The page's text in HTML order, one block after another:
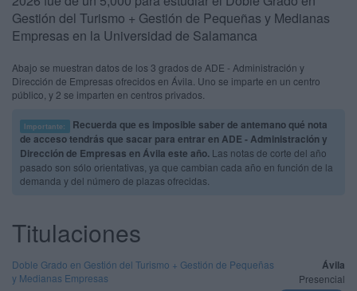
Gestión del Turismo + Gestión de Pequeñas y Medianas
Empresas en la Universidad de Salamanca
Abajo se muestran datos de los 3 grados de ADE - Administración y
Dirección de Empresas ofrecidos en Ávila. Uno se imparte en un centro
público, y 2 se imparten en centros privados.
Importante:
Recuerda que es imposible saber de antemano qué nota
de acceso tendrás que sacar para entrar en ADE - Administración y
Dirección de Empresas en Ávila este año. Las notas de corte del año
pasado son sólo orientativas, ya que cambian cada año en función de la
demanda y del número de plazas ofrecidas.
Titulaciones
Ávila
Presencial
Doble Grado en Gestión del Turismo + Gestión de Pequeñas
y Medianas Empresas